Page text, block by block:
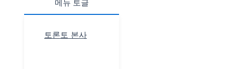
메뉴 토글
토론토 본사